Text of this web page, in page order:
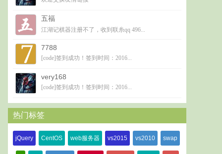
五福
江湖记棋器注册不了，收到联糸qq 496...
7788
[code]签到成功！签到时间：2016...
very168
[code]签到成功！签到时间：2016...
热门标签
jQuery CentOS web服务器 vs2015 vs2010 swap